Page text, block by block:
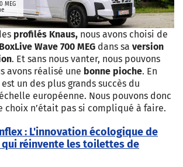
MEG
profilés Knaus, nous avons choisi de
BoxLive Wave 700 MEG dans sa version
. Et sans nous vanter, nous pouvons
avons réalisé une bonne pioche. En
un des plus grands succès du
européenne. Nous pouvons donc
choix n’était pas si compliqué à faire.
: L'innovation écologique de
qui réinvente les toilettes de